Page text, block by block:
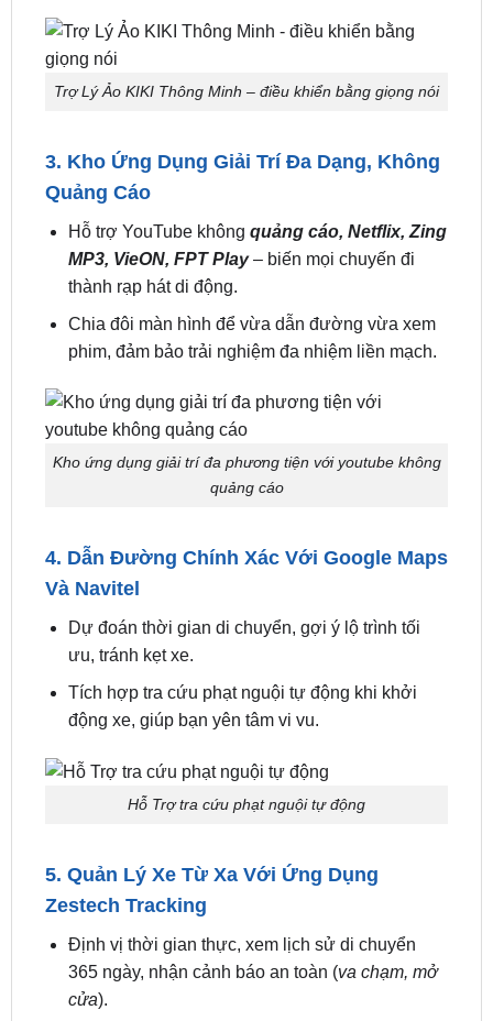
chuẩn, giúp bạn tập trung vào đường mà không
cần chạm tay vào màn hình.
3. Kho Ứng Dụng Giải Trí Đa Dạng, Không
Quảng Cáo
Hỗ trợ YouTube khôngquảng cáo, Netflix, Zing
MP3, VieON, FPT Play– biến mọi chuyến đi
Chia đôi màn hình để vừa dẫn đường vừa xem
phim, đảm bảo trải nghiệm đa nhiệm liền mạch.
Kho ứng dụng giải trí đa phương tiện với youtube không
4. Dẫn Đường Chính Xác Với Google Maps
Dự đoán thời gian di chuyển, gợi ý lộ trình tối
Tích hợp tra cứu phạt nguội tự động khi khởi
động xe, giúp bạn yên tâm vi vu.
5. Quản Lý Xe Từ Xa Với Ứng Dụng
Zestech Tracking